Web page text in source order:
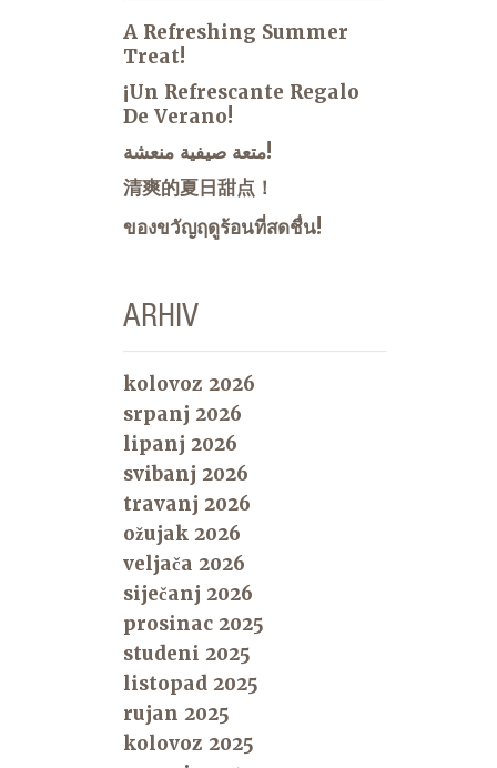
A Refreshing Summer
Treat!
¡Un Refrescante Regalo
De Verano!
متعة صيفية منعشة!
清爽的夏日甜点！
ของขวัญฤดูร้อนที่สดชื่น!
ARHIV
kolovoz 2026
srpanj 2026
lipanj 2026
svibanj 2026
travanj 2026
ožujak 2026
veljača 2026
siječanj 2026
prosinac 2025
studeni 2025
listopad 2025
rujan 2025
kolovoz 2025